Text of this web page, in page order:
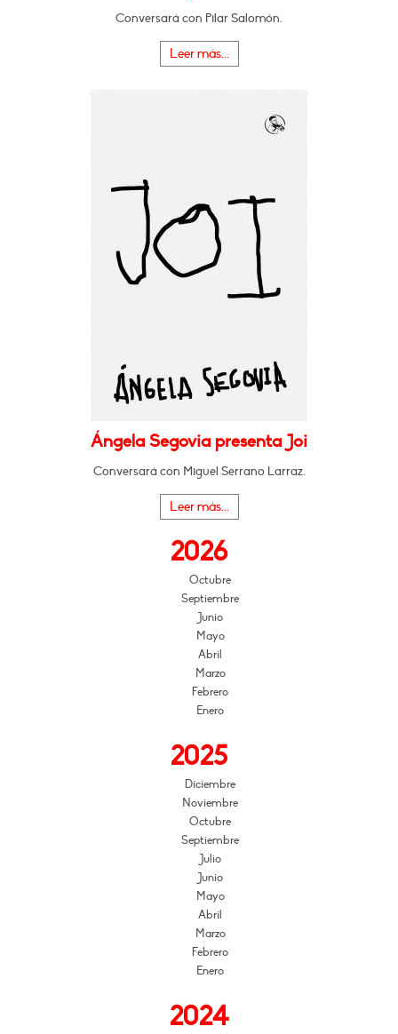
Conversará con Pilar Salomón.
Leer más...
Ángela Segovia presenta Joi
Conversará con Miguel Serrano Larraz.
Leer más...
2026
Octubre
Septiembre
Junio
Mayo
Abril
Marzo
Febrero
Enero
2025
Diciembre
Noviembre
Octubre
Septiembre
Julio
Junio
Mayo
Abril
Marzo
Febrero
Enero
2024